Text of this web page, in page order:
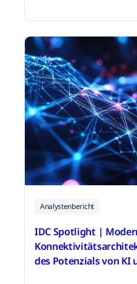
15. Juni 2026
Analystenbericht
IDC Spotlight |
des Potenzials von KI